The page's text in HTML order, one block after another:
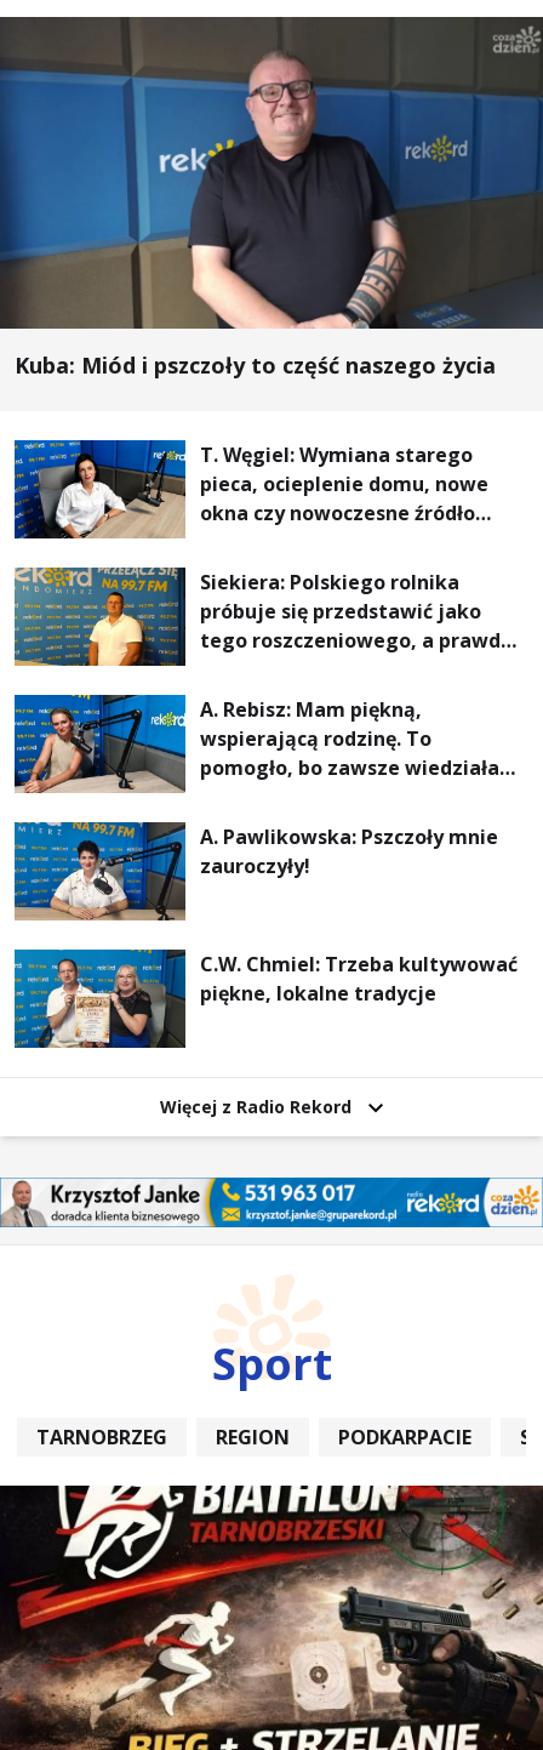
Kuba: Miód i pszczoły to część naszego życia
T. Węgiel: Wymiana starego
pieca, ocieplenie domu, nowe
okna czy nowoczesne źródło
rachunki za energię, lepszy
komfort życia i... czystsze
powietrze
Siekiera: Polskiego rolnika
próbuje się przedstawić jako
tego roszczeniowego, a prawda
A. Rebisz: Mam piękną,
wspierającą rodzinę. To
pomogło, bo zawsze wiedziałam,
najważniejsza
A. Pawlikowska: Pszczoły mnie
zauroczyły!
C.W. Chmiel: Trzeba kultywować
piękne, lokalne tradycje
Więcej z Radio Rekord
Sport
TARNOBRZEG REGION PODKARPACIE